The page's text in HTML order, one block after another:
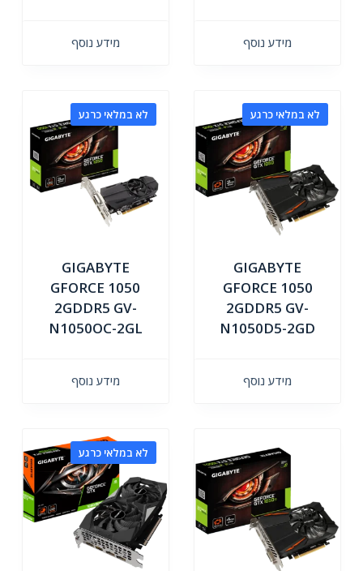
מידע נוסף מידע נוסף
לא במלאי כרגע
GIGABYTE
GFORCE 1050
2GDDR5 GV-
N1050D5-2GD
מידע נוסף
לא במלאי כרגע
GIGABYTE
GFORCE 1050
2GDDR5 GV-
N1050OC-2GL
מידע נוסף
לא במלאי כרגע